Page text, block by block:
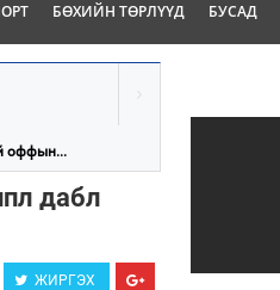
БӨХИЙН ТӨРЛҮҮД БУСАД
оффын...
дабл
ЖИРГЭХ